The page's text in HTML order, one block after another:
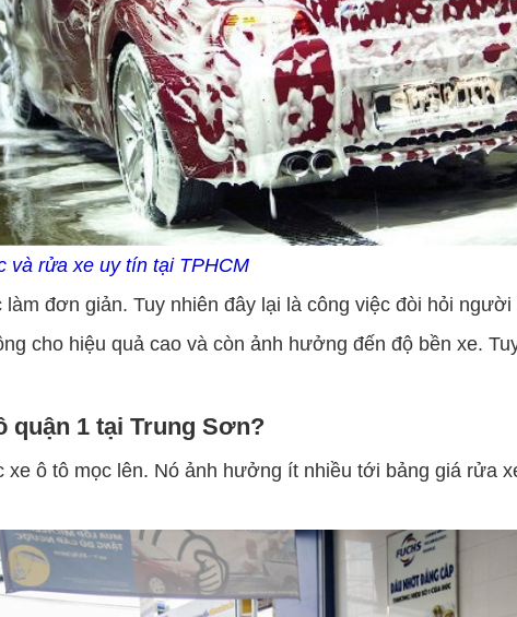
và rửa xe uy tín tại TPHCM
đơn giản. Tuy nhiên đây lại là công việc đòi hỏi
cho hiệu quả cao và còn ảnh hưởng đến độ bền xe.
quận 1 tại Trung Sơn?
ô tô mọc lên. Nó ảnh hưởng ít nhiều tới bảng giá rửa